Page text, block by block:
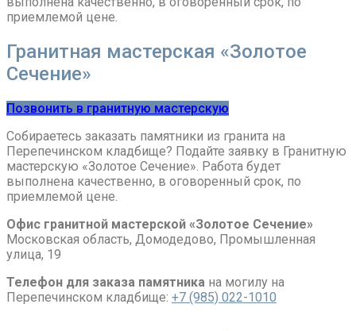
приемлемой цене.
Гранитная мастерская «Золотое
Сечение»
Позвонить в гранитную мастерскую
Собираетесь заказать памятники из гранита на
Перепечинском кладбище? Подайте заявку в Гранитную
мастерскую «Золотое Сечение». Работа будет
выполнена качественно, в оговоренный срок, по
приемлемой цене.
Офис гранитной мастерской «Золотое Сечение»
Московская область, Домодедово, Промышленная
улица, 19
Телефон для заказа памятника на могилу на
Перепечинском кладбище: +7 (985) 022-1010